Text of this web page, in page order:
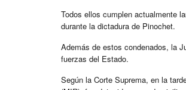
Todos ellos cumplen actualmente
durante la dictadura de Pinochet.
Además de estos condenados, la
fuerzas del Estado.
Según la Corte Suprema, en la